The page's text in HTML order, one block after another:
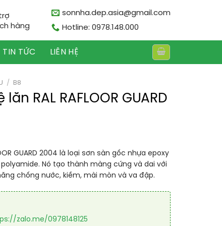
hàng
sonnha.dep.asia@gmail.com
Hotline: 0978.148.000
TIN TỨC LIÊN HỆ
/ B8
RAL RAFLOOR GUARD
GUARD 2004 là loại sơn sàn gốc nhựa epoxy
Nó tạo thành màng cứng và dai với
chống nước, kiềm, mài mòn và va đập.
zalo.me/0978148125